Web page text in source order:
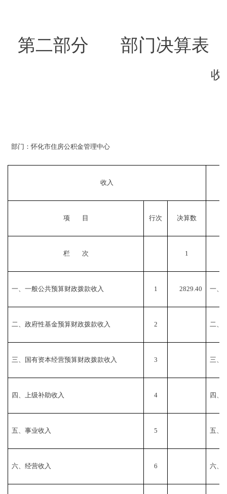
第二部分 部门决算表
收
部门：怀化市住房公积金管理中心
收入
项 目 行次 决算数
栏 次 1
一、一般公共预算财政拨款收入 1 2829.40 一、
二、政府性基金预算财政拨款收入 2 二、
三、国有资本经营预算财政拨款收入 3 三、
四、上级补助收入 4 四、
五、事业收入 5 五、
六、经营收入 6 六、